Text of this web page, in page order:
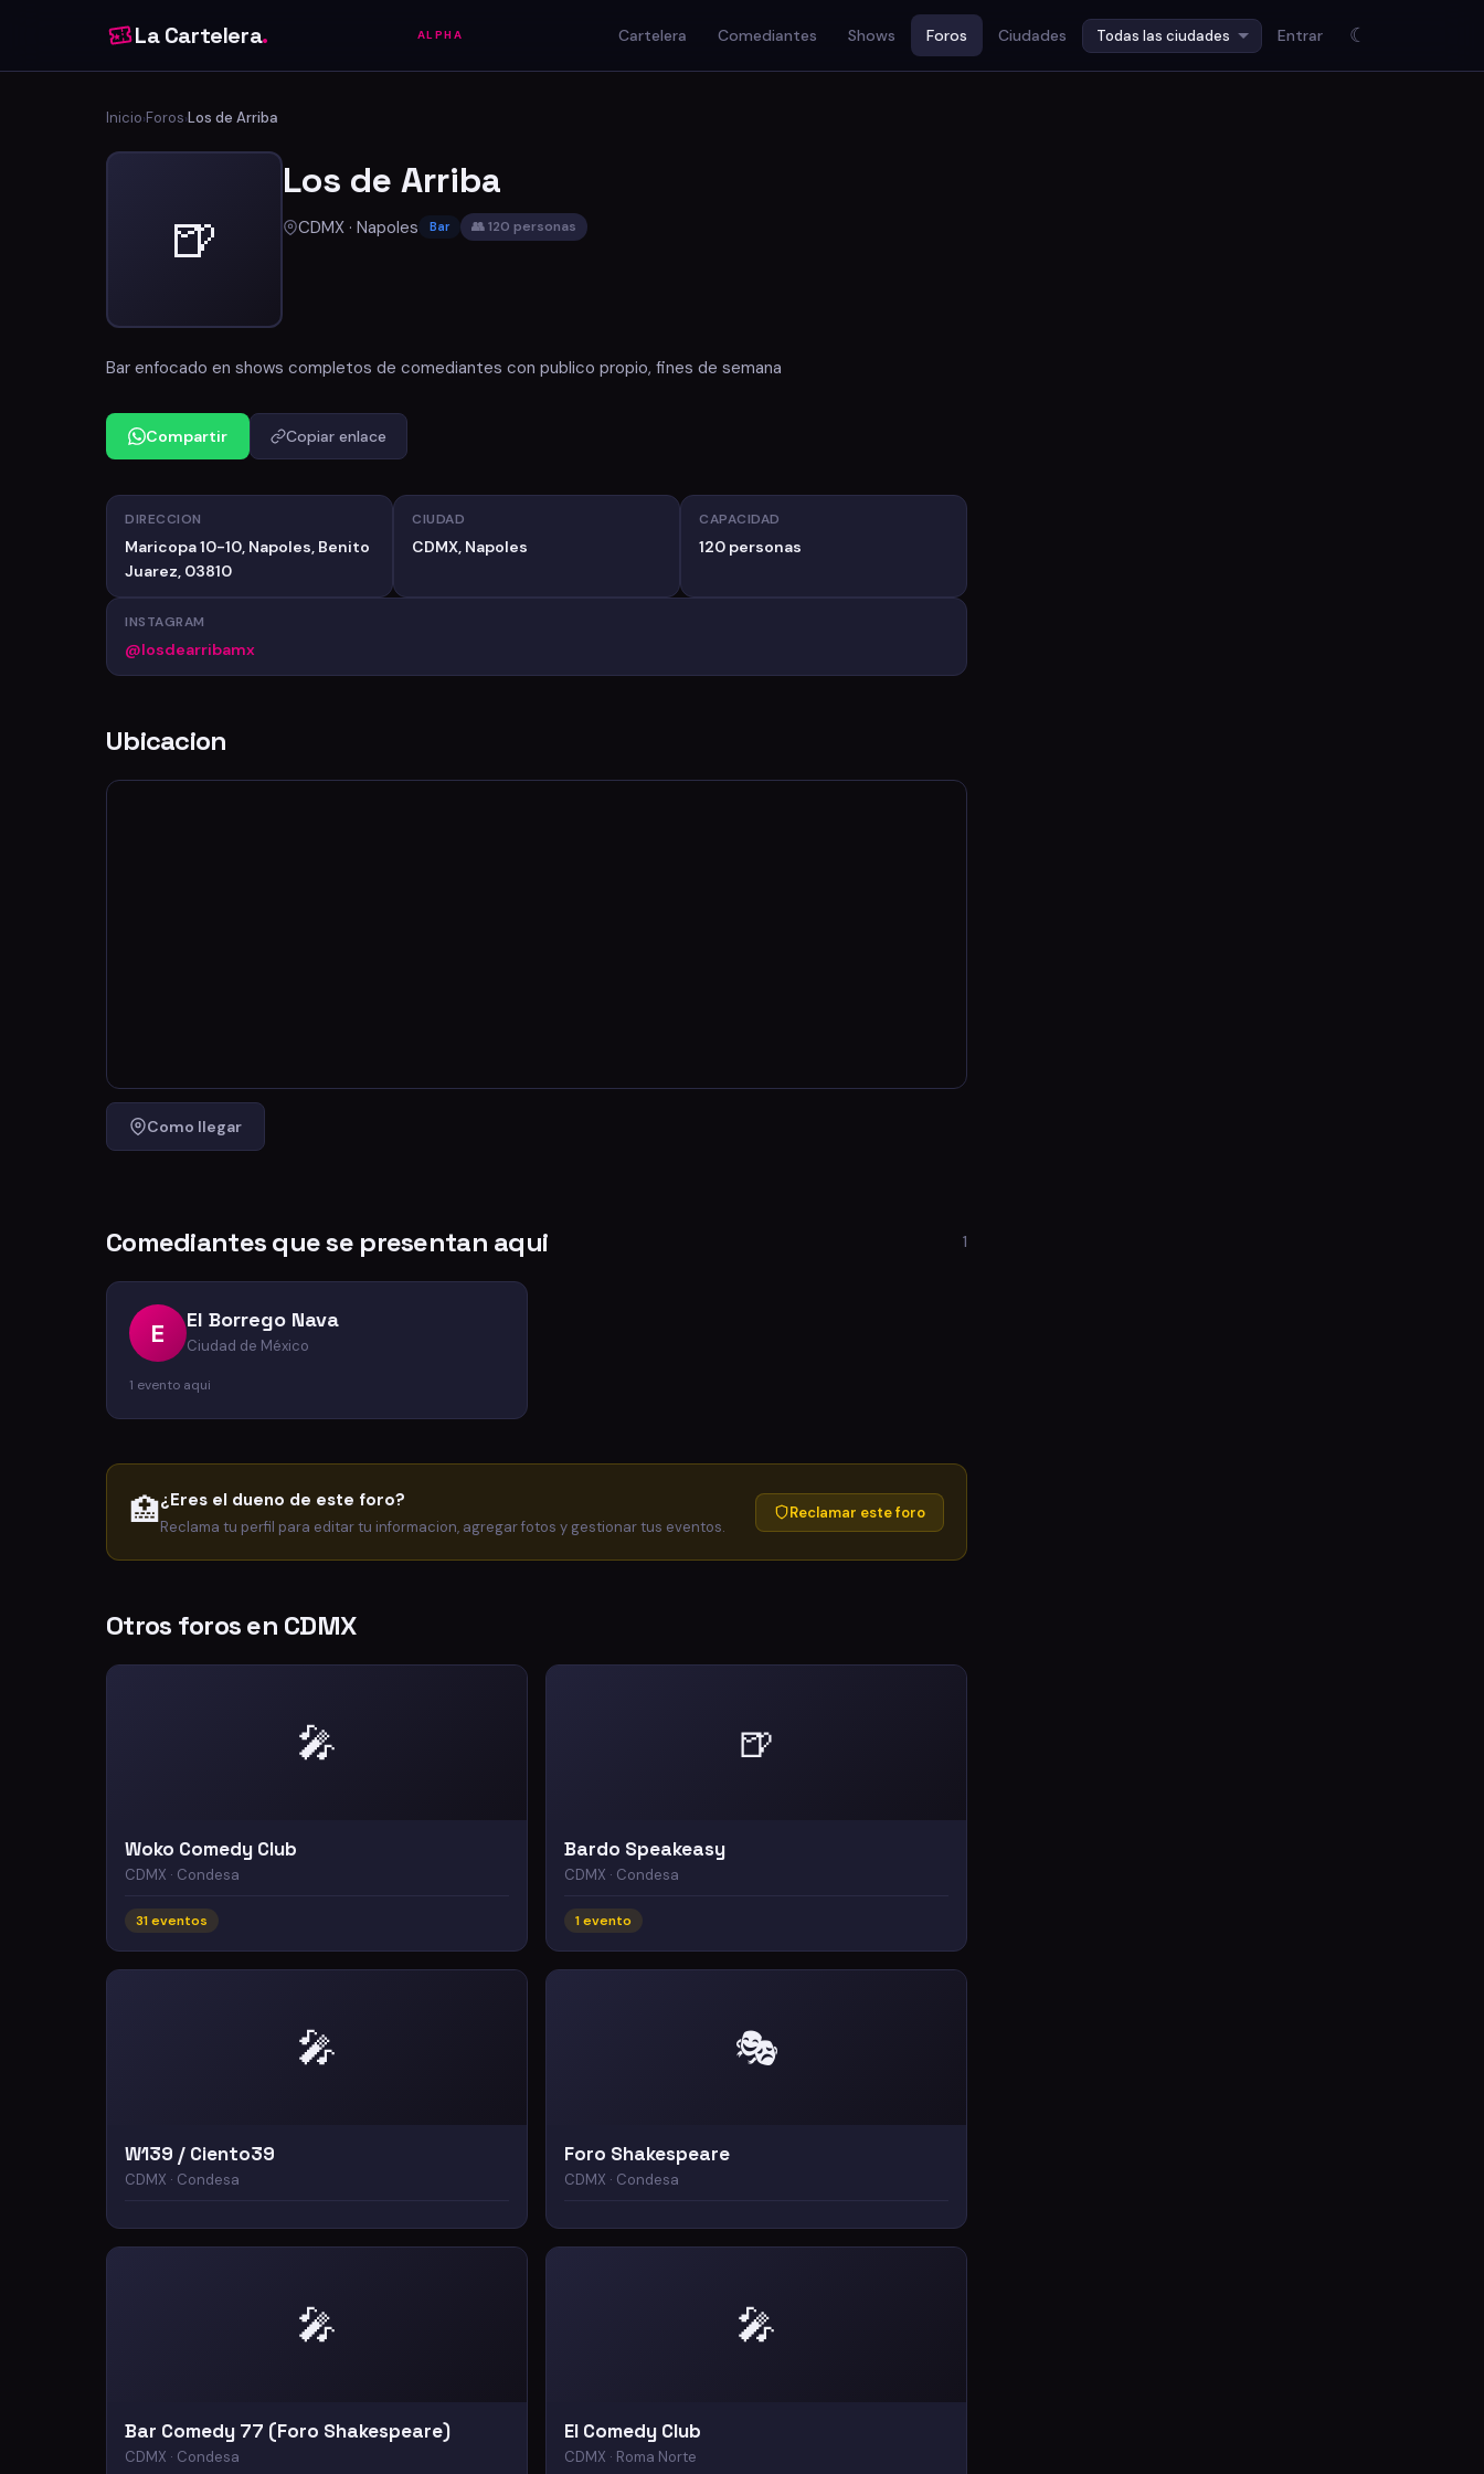
La Cartelera. ALPHA Cartelera Comediantes Shows Foros Ciudades Entrar ☾
Inicio›Foros›Los de Arriba
🍺
Los de Arriba
CDMX · Napoles Bar 👥 120 personas
Bar enfocado en shows completos de comediantes con publico propio, fines de semana
Compartir Copiar enlace
DIRECCION
Maricopa 10-10, Napoles, Benito
Juarez, 03810
CIUDAD
CDMX, Napoles
CAPACIDAD
120 personas
INSTAGRAM
@losdearribamx
Ubicacion
Como llegar
Comediantes que se presentan aqui 1
E El Borrego Nava
Ciudad de México
1 evento aqui
🏥¿Eres el dueno de este foro?
Reclama tu perfil para editar tu informacion, agregar fotos y gestionar tus eventos.
Reclamar este foro
Otros foros en CDMX
🎤
Woko Comedy Club
CDMX · Condesa
31 eventos
🍺
Bardo Speakeasy
CDMX · Condesa
1 evento
🎤
W139 / Ciento39
CDMX · Condesa
🎭
Foro Shakespeare
CDMX · Condesa
🎤
Bar Comedy 77 (Foro Shakespeare)
CDMX · Condesa
🎤
El Comedy Club
CDMX · Roma Norte